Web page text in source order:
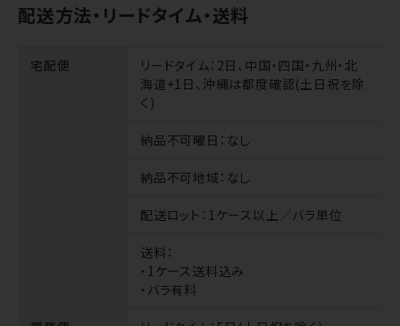
配送方法・リードタイム・送料
宅配便 リードタイム ：2日、中国・四国・九州・北
海道+1日、沖縄は都度確認(土日祝を除
く)
納品不可曜日 ：なし
納品不可地域 ：なし
配送ロット ：1ケース以上／バラ単位
送料：
・1ケース送料込み
・バラ有料